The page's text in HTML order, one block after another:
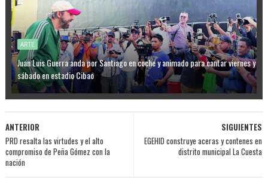
ARTE
Juan Luis Guerra anda por Santiago en coche y animado para cantar viernes y
sábado en estadio Cibao
SIGUIENTES
EGEHID construye aceras y contenes en
distrito municipal La Cuesta
ANTERIOR
PRD resalta las virtudes y el alto
compromiso de Peña Gómez con la
nación